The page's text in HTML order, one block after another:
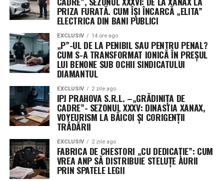
„Flatellites” – un design revoluționar de sateliți plați,
optimizați pentru comunicare de mare bandă și latență
scăzută.
Aceste platforme orbitale vor fi transportate în spațiu
de noua rachetă Neutron, un lansator de clasă grea
programat pentru primul zbor spre finalul acestui an,
de la complexul din Wallops Island, Virginia. Designul
plat permite optimizarea spațiului în interiorul rachetei,
facilitând desfășurarea rapidă a unor rețele vaste de
senzori, esențiale pentru detectarea țintelor mobile în
timp real.
Misterul celui de-al treilea jucător: Securitatea
operațională ascunde identitatea unor contractori
PRIZA FURATĂ. CUM ÎȘI ÎNCARCĂ „ELITA”
ELECTRICA DIN BANI PUBLICI
EXCLUSIV 14 ore ago
„P”-UL DE LA PENIBIL SAU PENTRU PENAL?
CUM S-A TRANSFORMAT IONICĂ ÎN PREȘUL
LUI BENONE SUB OCHII SINDICATULUI
DIAMANTUL
EXCLUSIV 2 zile ago
IPJ PRAHOVA S.R.L. –„GRĂDINIȚA DE
CADRE”- SEZONUL XXXV: DINASTIA XANAX,
VOYEURISM LA BĂICOI ȘI CORIGENȚII
TRĂDĂRII
EXCLUSIV 2 zile ago
FABRICA DE CHESTORI „CU DEDICAȚIE”: CUM
VREA ANP SĂ DISTRIBUIE STELUȚE AURII
PRIN SPATELE LEGII